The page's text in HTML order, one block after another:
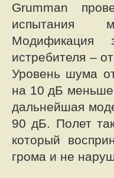
Grumman
испытания
Модификация
истребителя –
Уровень шума
на 10 дБ
дальнейшая
90 дБ. Полет
который
грома и не